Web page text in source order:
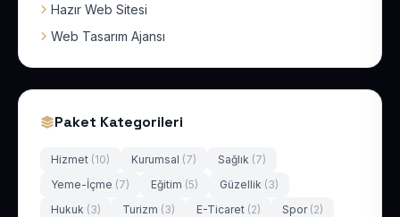
Hazır Web Sitesi
Web Tasarım Ajansı
Paket Kategorileri
Hizmet (10) Kurumsal (7) Sağlık (7)
Yeme-İçme (7) Eğitim (5) Güzellik (3)
Hukuk (3) Turizm (3) E-Ticaret (2) Spor (2)